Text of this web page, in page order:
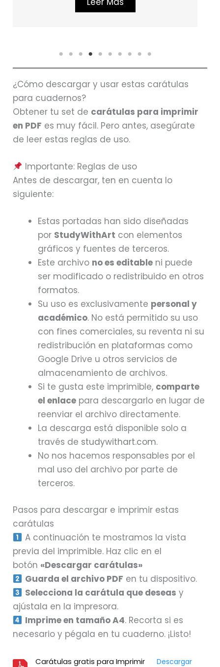
¿Cómo descargar y usar estas carátulas
para cuadernos?
Obtener tu set de carátulas para imprimir
en PDF es muy fácil. Pero antes, asegúrate
de leer estas reglas de uso.
Importante: Reglas de uso
Antes de descargar, ten en cuenta lo
siguiente:
Estas portadas han sido diseñadas
por StudyWithArt con elementos
gráficos y fuentes de terceros.
Este archivo no es editable ni puede
ser modificado o redistribuido en otros
formatos.
Su uso es exclusivamente personal y
académico. No está permitido su uso
con fines comerciales, su reventa ni su
redistribución en plataformas como
Google Drive u otros servicios de
almacenamiento de archivos.
Si te gusta este imprimible, comparte
el enlace para descargarlo en lugar de
reenviar el archivo directamente.
La descarga está disponible solo a
través de studywithart.com.
No nos hacemos responsables por el
mal uso del archivo por parte de
terceros.
Pasos para descargar e imprimir estas
carátulas
A continuación te mostramos la vista
previa del imprimible. Haz clic en el
botón «Descargar carátulas»
Guarda el archivo PDF en tu dispositivo.
Selecciona la carátula que deseas y
ajústala en la impresora.
Imprime en tamaño A4. Recorta si es
necesario y pégala en tu cuaderno. ¡Listo!
Carátulas gratis para Imprimir
Descargar